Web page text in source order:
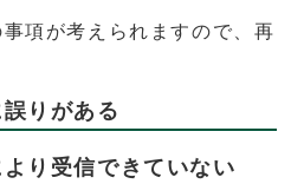
項が考えられますので、再
りがある
り受信できていない